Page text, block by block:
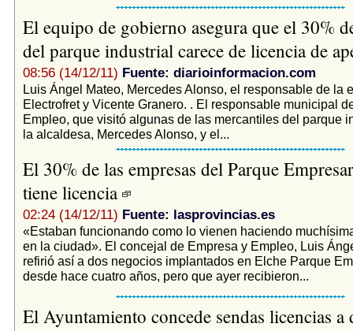
El equipo de gobierno asegura que el 30%
del parque industrial carece de licencia de
08:56 (14/12/11) Fuente: diarioinformacion.com
Luis Ángel Mateo, Mercedes Alonso, el responsable de la
Electrofret y Vicente Granero. . El responsable municipal
Empleo, que visitó algunas de las mercantiles del parque
la alcaldesa, Mercedes Alonso, y el...
El 30% de las empresas del Parque
tiene licencia
02:24 (14/12/11) Fuente: lasprovincias.es
«Estaban funcionando como lo vienen haciendo
en la ciudad». El concejal de Empresa y Empleo, Luis
refirió así a dos negocios implantados en Elche Parque
desde hace cuatro años, pero que ayer recibieron...
El Ayuntamiento concede sendas licencias a